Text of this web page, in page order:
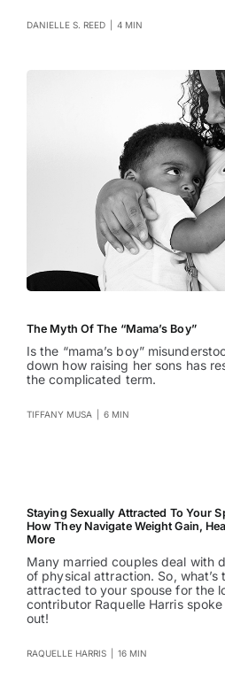
DANIELLE S. REED 4 MIN
The Myth Of The “Mama’s Boy”
Is the “mama’s boy”
down how raising her sons has
the complicated term.
TIFFANY MUSA 6 MIN
Staying Sexually Attracted To Your
How They Navigate Weight Gain,
More
Many married couples deal with
of physical attraction. So,
attracted to your spouse for the
contributor Raquelle Harris
out!
RAQUELLE HARRIS 16 MIN